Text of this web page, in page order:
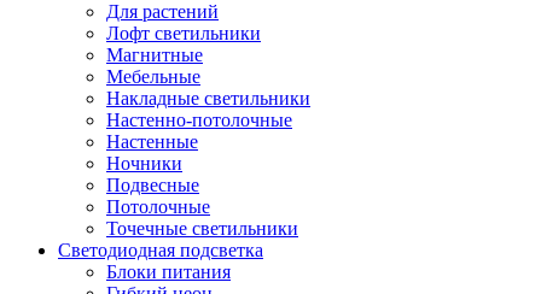
Для растений
Лофт светильники
Магнитные
Мебельные
Накладные светильники
Настенно-потолочные
Настенные
Ночники
Подвесные
Потолочные
Точечные светильники
Светодиодная подсветка
Блоки питания